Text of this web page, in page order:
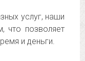
услуг, наши
что позволяет
и деньги.